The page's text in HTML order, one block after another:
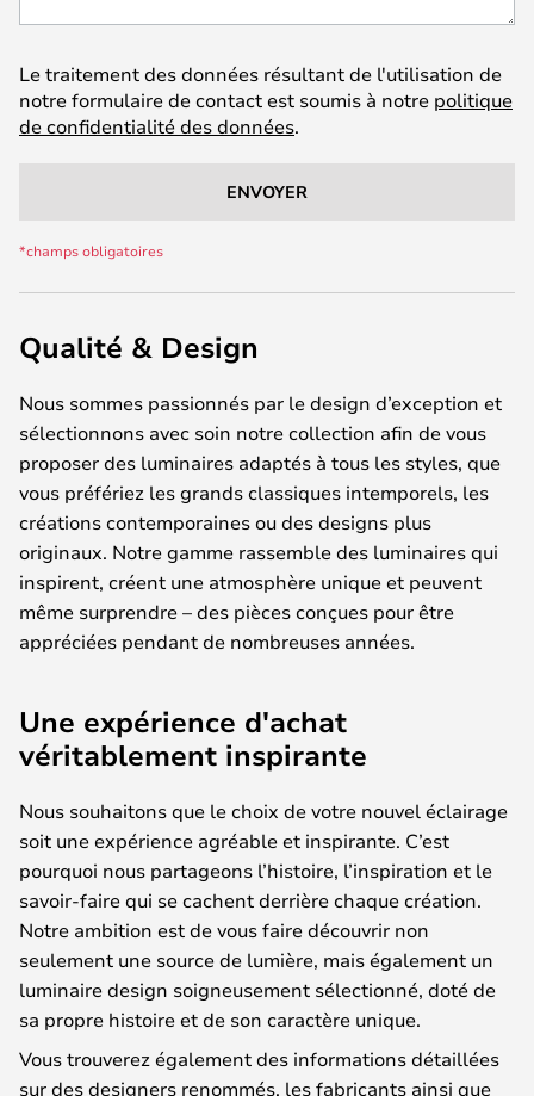
Le traitement des données résultant de l'utilisation de
notre formulaire de contact est soumis à notre politique
de confidentialité des données.
ENVOYER
Qualité & Design
Nous sommes passionnés par le design d’exception et
sélectionnons avec soin notre collection afin de vous
proposer des luminaires adaptés à tous les styles, que
vous préfériez les grands classiques intemporels, les
créations contemporaines ou des designs plus
originaux. Notre gamme rassemble des luminaires qui
inspirent, créent une atmosphère unique et peuvent
même surprendre – des pièces conçues pour être
appréciées pendant de nombreuses années.
Une expérience d'achat
véritablement inspirante
Nous souhaitons que le choix de votre nouvel éclairage
soit une expérience agréable et inspirante. C’est
pourquoi nous partageons l’histoire, l’inspiration et le
savoir-faire qui se cachent derrière chaque création.
Notre ambition est de vous faire découvrir non
seulement une source de lumière, mais également un
luminaire design soigneusement sélectionné, doté de
sa propre histoire et de son caractère unique.
Vous trouverez également des informations détaillées
sur des designers renommés, les fabricants ainsi que